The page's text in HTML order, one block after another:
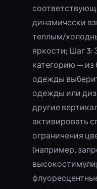
динамически
теплым/
яркости; Шаг 3:
категорию — из
одежды
одежды или
другие
активировать
ограничения
(например,